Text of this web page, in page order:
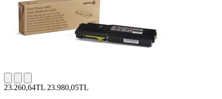
23.260,64TL 23.980,05TL